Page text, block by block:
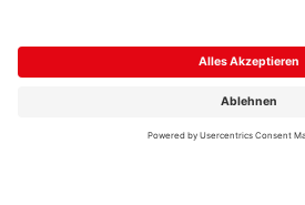
Datenschutz
Copyright
Streitschlichtung